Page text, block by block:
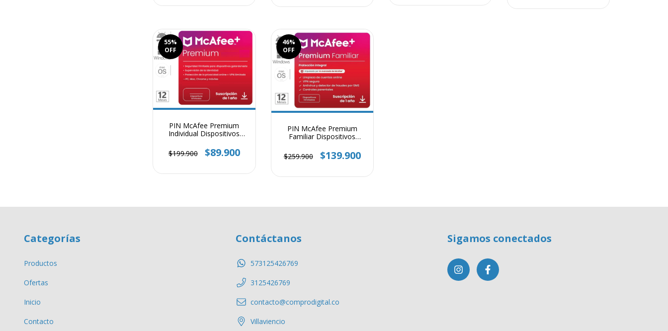
55%
OFF
PIN McAfee Premium
Individual Dispositivos
$199.900
$89.900
46%
OFF
PIN McAfee Premium
Familiar Dispositivos
$259.900
$139.900
Categorías
Productos
Ofertas
Inicio
Contacto
Contáctanos
573125426769
3125426769
contacto@comprodigital.co
Villaviencio
Sigamos conectados